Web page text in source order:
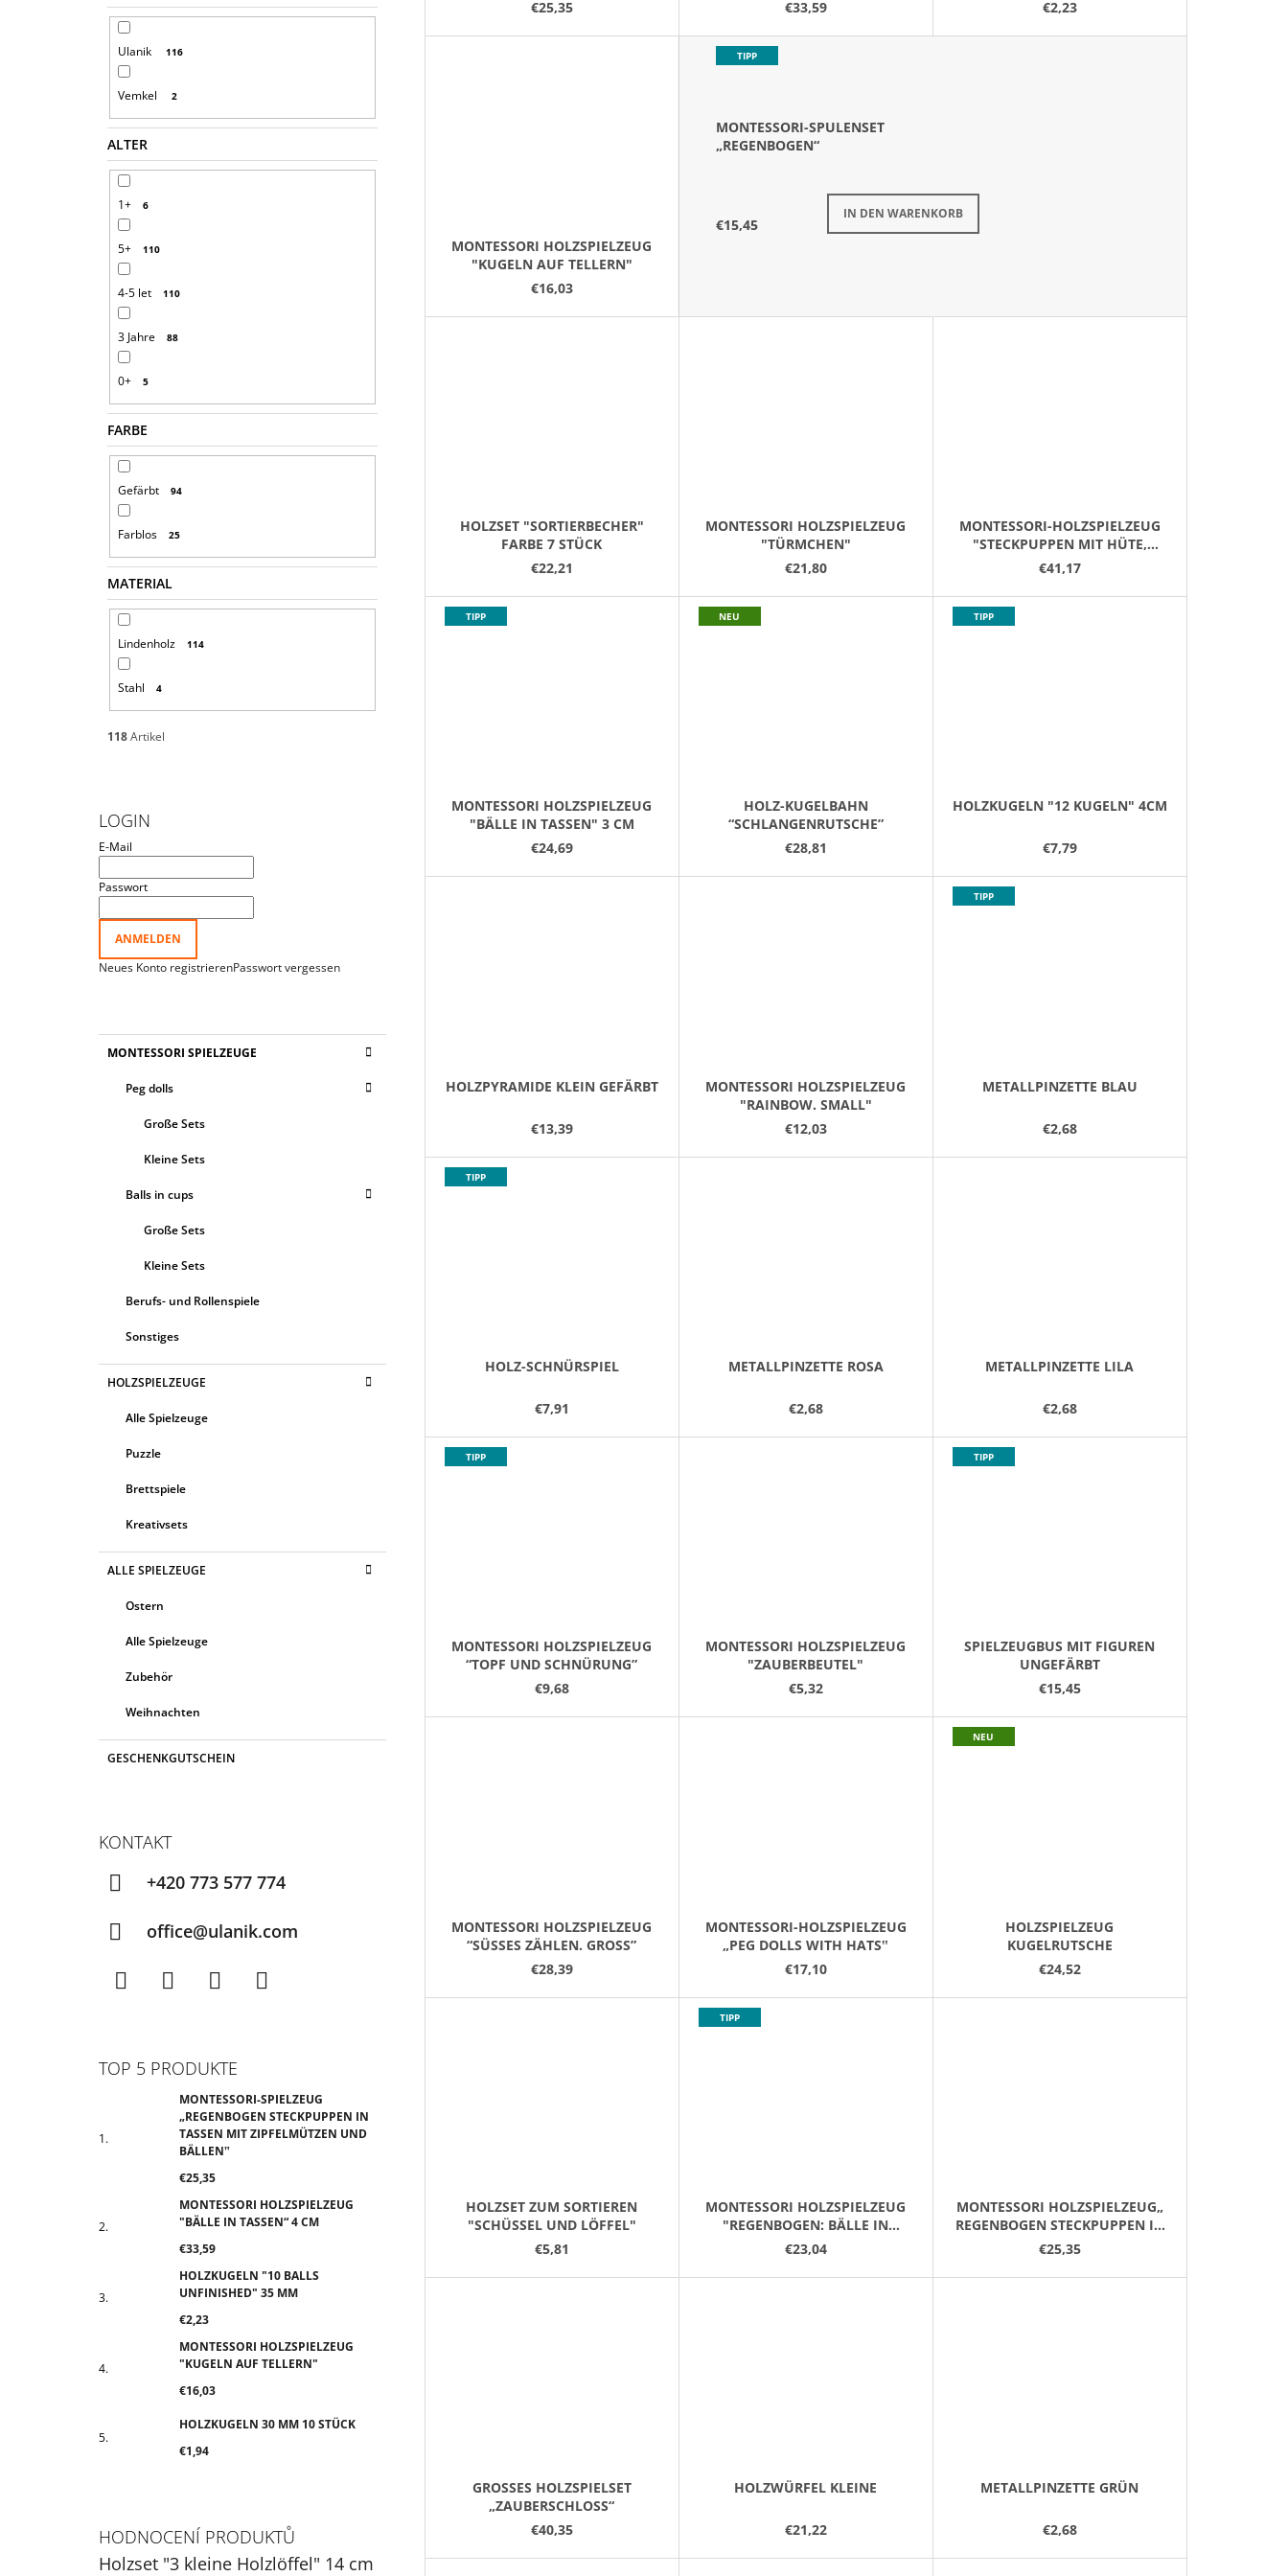
Ulanik 116
Vemkel 2
ALTER
1+ 6
5+ 110
4-5 let 110
3 Jahre 88
0+ 5
FARBE
Gefärbt 94
Farblos 25
MATERIAL
Lindenholz 114
Stahl 4
118Artikel
LOGIN
E-Mail
Passwort
ANMELDEN
Neues Konto registrierenPasswort vergessen
überspringen
KMONTESSORI SPIELZEUGE
Peg dolls
Große Sets
Kleine Sets
Balls in cups
Große Sets
Kleine Sets
Berufs- und Rollenspiele
Sonstiges
HOLZSPIELZEUGE
Alle Spielzeuge
Puzzle
Brettspiele
Kreativsets
ALLE SPIELZEUGE
Ostern
Alle Spielzeuge
Zubehör
Weihnachten
GESCHENKGUTSCHEIN
KONTAKT
+420 773 577 774
office@ulanik.com
TOP 5 PRODUKTE
MONTESSORI-SPIELZEUG
„REGENBOGEN STECKPUPPEN IN
TASSEN MIT ZIPFELMÜTZEN UND
BÄLLEN‟
€25,35
MONTESSORI HOLZSPIELZEUG
"BÄLLE IN TASSEN“ 4 CM
€33,59
HOLZKUGELN "10 BALLS
UNFINISHED" 35 MM
€2,23
MONTESSORI HOLZSPIELZEUG
"KUGELN AUF TELLERN"
€16,03
HOLZKUGELN 30 MM 10 STÜCK
€1,94
HODNOCENÍ PRODUKTŮ
Holzset "3 kleine Holzlöffel" 14 cm
E
D
€25,35
€33,59
€2,23
MONTESSORI HOLZSPIELZEUG
"KUGELN AUF TELLERN"
€16,03
TIPP
MONTESSORI-SPULENSET
„REGENBOGEN“
€15,45
IN DEN WARENKORB
Verfügbar(>10 St)
HOLZSET "SORTIERBECHER"
FARBE 7 STÜCK
€22,21
MONTESSORI HOLZSPIELZEUG
"TÜRMCHEN"
€21,80
MONTESSORI-HOLZSPIELZEUG
"STECKPUPPEN MIT HÜTE,
BETTEN UND TASSEN"
€41,17
TIPP
MONTESSORI HOLZSPIELZEUG
"BÄLLE IN TASSEN" 3 CM
€24,69
NEU
HOLZ-KUGELBAHN
“SCHLANGENRUTSCHE”
€28,81
TIPP
HOLZKUGELN "12 KUGELN" 4CM
€7,79
HOLZPYRAMIDE KLEIN GEFÄRBT
€13,39
MONTESSORI HOLZSPIELZEUG
"RAINBOW. SMALL"
€12,03
TIPP
METALLPINZETTE BLAU
€2,68
TIPP
HOLZ-SCHNÜRSPIEL
€7,91
METALLPINZETTE ROSA
€2,68
METALLPINZETTE LILA
€2,68
TIPP
MONTESSORI HOLZSPIELZEUG
“TOPF UND SCHNÜRUNG”
€9,68
MONTESSORI HOLZSPIELZEUG
"ZAUBERBEUTEL"
€5,32
TIPP
SPIELZEUGBUS MIT FIGUREN
UNGEFÄRBT
€15,45
MONTESSORI HOLZSPIELZEUG
“SÜSSES ZÄHLEN. GROSS”
€28,39
MONTESSORI-HOLZSPIELZEUG
„PEG DOLLS WITH HATS‟
€17,10
NEU
HOLZSPIELZEUG
KUGELRUTSCHE
€24,52
HOLZSET ZUM SORTIEREN
"SCHÜSSEL UND LÖFFEL"
€5,81
TIPP
MONTESSORI HOLZSPIELZEUG
"REGENBOGEN: BÄLLE IN
TASSEN"
€23,04
MONTESSORI HOLZSPIELZEUG„
REGENBOGEN STECKPUPPEN IN
TASSEN MIT ZIPFELMÜTZEN
€25,35
GROSSES HOLZSPIELSET „
ZAUBERSCHLOSS“
€40,35
HOLZWÜRFEL KLEINE
€21,22
METALLPINZETTE GRÜN
€2,68